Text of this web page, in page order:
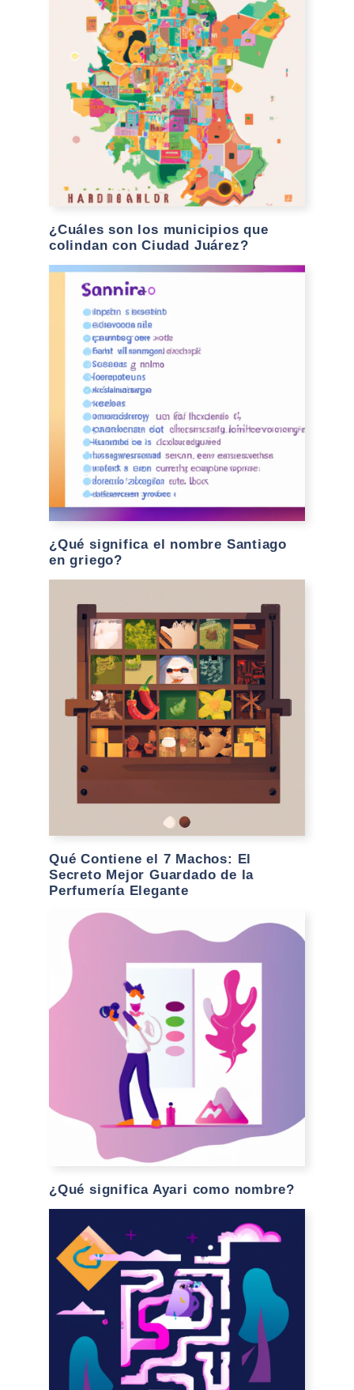
¿Cuáles son los municipios que
colindan con Ciudad Juárez?
¿Qué significa el nombre Santiago
en griego?
Qué Contiene el 7 Machos: El
Secreto Mejor Guardado de la
Perfumería Elegante
¿Qué significa Ayari como nombre?